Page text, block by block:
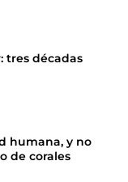
tres décadas
humana, y no
de corales